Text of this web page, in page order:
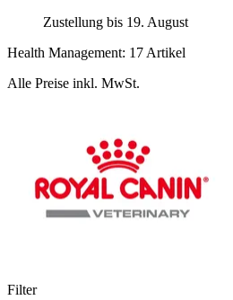
Zustellung bis 19. August
Health Management: 17 Artikel
Alle Preise inkl. MwSt.
Filter